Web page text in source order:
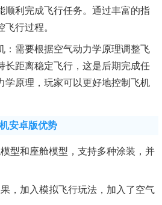
顺利完成飞行任务。通过丰富的指
行过程。
：需要根据空气动力学原理调整飞
长距离稳定飞行，这是后期完成任
学原理，玩家可以更好地控制飞机
安卓版优势
型和座舱模型，支持多种涂装，并
，加入模拟飞行玩法，加入了空气